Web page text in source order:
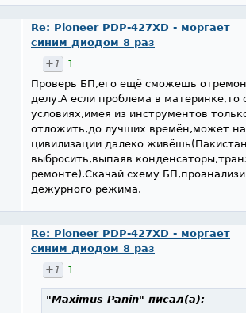
Re: Pioneer PDP-427XD - моргает
синим диодом 8 раз
+1
1
Проверь БП,его ещё сможешь
делу.А если проблема в
условиях,имея из инструментов
отложить,до лучших времён,может
цивилизации далеко
выбросить,выпаяв
ремонте).Скачай схему
дежурного режима.
Re: Pioneer PDP-427XD - моргает
синим диодом 8 раз
+1
1
"Maximus Panin" писал(а):